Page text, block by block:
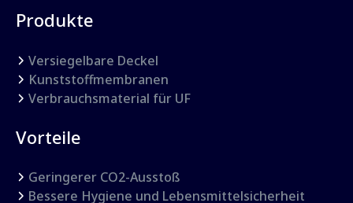
Produkte
Versiegelbare Deckel
Kunststoffmembranen
Verbrauchsmaterial für UF
Vorteile
Geringerer CO2-Ausstoß
Bessere Hygiene und Lebensmittelsicherheit